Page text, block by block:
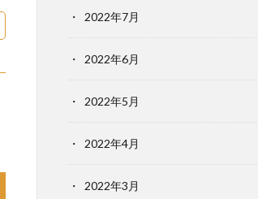
2022年7月
2022年6月
2022年5月
2022年4月
2022年3月